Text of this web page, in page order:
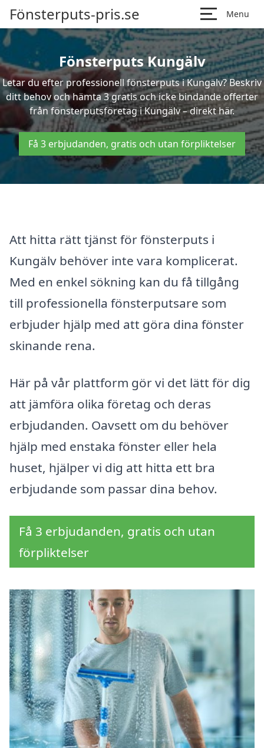
Fönsterputs-pris.se Menu
Fönsterputs Kungälv
Letar du efter professionell fönsterputs i Kungälv? Beskriv
ditt behov och hämta 3 gratis och icke bindande offerter
från fönsterputsföretag i Kungälv – direkt här.
Få 3 erbjudanden, gratis och utan förpliktelser
Att hitta rätt tjänst för fönsterputs i
Kungälv behöver inte vara komplicerat.
Med en enkel sökning kan du få tillgång
till professionella fönsterputsare som
erbjuder hjälp med att göra dina fönster
skinande rena.
Här på vår plattform gör vi det lätt för dig
att jämföra olika företag och deras
erbjudanden. Oavsett om du behöver
hjälp med enstaka fönster eller hela
huset, hjälper vi dig att hitta ett bra
erbjudande som passar dina behov.
Få 3 erbjudanden, gratis och utan
förpliktelser